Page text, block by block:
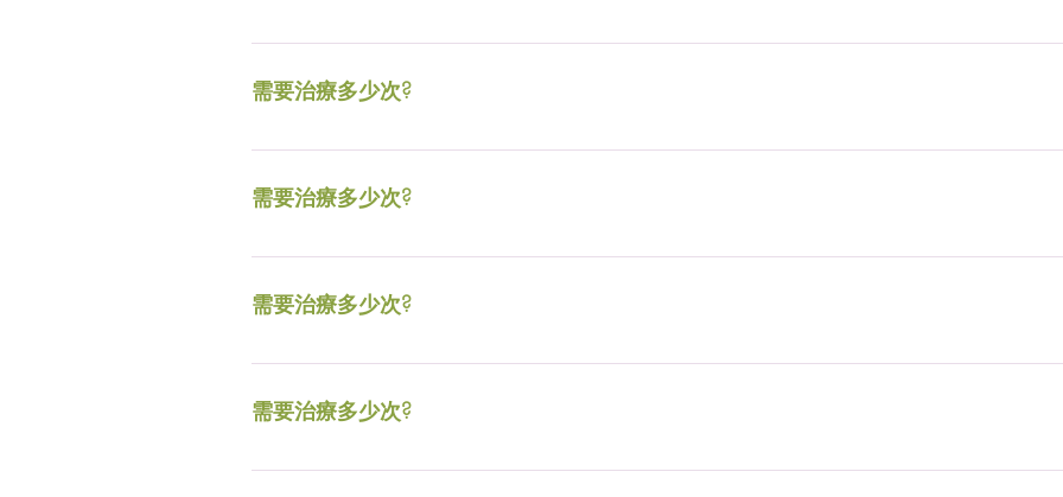
療程前兩週切勿進行果酸換膚，避免過度日曬。服用藥物或懷孕應事先徵詢專業註冊西醫的建議
需要治療多少次?
視乎情況。一般針對性治療如色斑、毛孔、暗瘡等皮膚問題，建議7-10天治療一次，8-10次為一
需要治療多少次?
視乎情況。一般針對性治療如色斑、毛孔、暗瘡等皮膚問題，建議7-10天治療一次，8-10次為一
需要治療多少次?
視乎情況。一般針對性治療如色斑、毛孔、暗瘡等皮膚問題，建議7-10天治療一次，8-10次為一
需要治療多少次?
視乎情況。一般針對性治療如色斑、毛孔、暗瘡等皮膚問題，建議7-10天治療一次，8-10次為一